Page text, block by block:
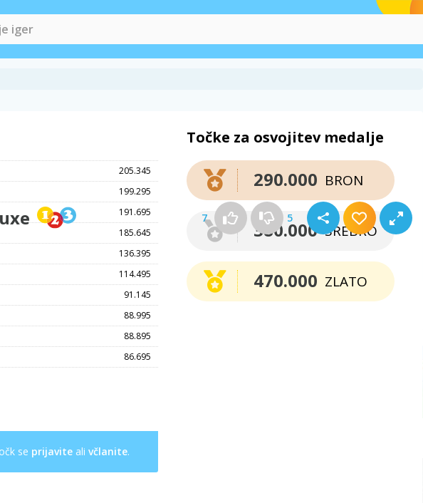
7 5
205.345
199.295
191.695
185.645
136.395
114.495
91.145
88.995
88.895
86.695
se prijavite ali včlanite.
Točke za osvojitev medalje
BRON
290.000
SREBRO
380.000
ZLATO
470.000